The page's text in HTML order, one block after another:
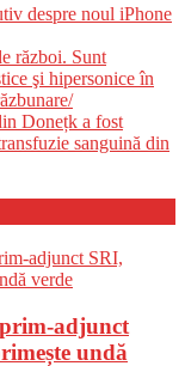
despre noul iPhone
război. Sunt
şi hipersonice în
Donețk a fost
sanguină din
adjunct
undă